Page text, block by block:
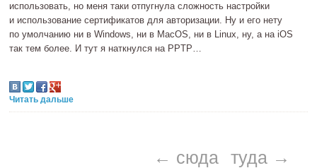
использовать, но меня таки отпугнула сложность настройки
и использование сертификатов для авторизации. Ну и его нету
по умолчанию ни в Windows, ни в MacOS, ни в Linux, ну, а на iOS
так тем более. И тут я наткнулся на PPTP…
Читать дальше
← сюда туда →